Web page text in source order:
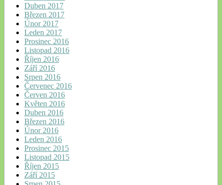
Duben 2017
Březen 2017
Únor 2017
Leden 2017
Prosinec 2016
Listopad 2016
Říjen 2016
Září 2016
Srpen 2016
Červenec 2016
Červen 2016
Květen 2016
Duben 2016
Březen 2016
Únor 2016
Leden 2016
Prosinec 2015
Listopad 2015
Říjen 2015
Září 2015